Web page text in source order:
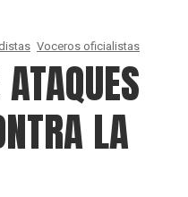
Voceros oficialistas
LA